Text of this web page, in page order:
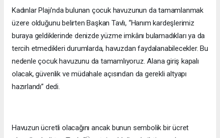
Kadınlar Plajı'nda bulunan çocuk havuzunun da tamamlanmak
üzere olduğunu belirten Başkan Tavlı, “Hanım kardeşlerimiz
buraya geldiklerinde denizde yüzme imkânı bulamadıkları ya da
tercih etmedikleri durumlarda, havuzdan faydalanabilecekler. Bu
nedenle çocuk havuzunu da tamamlıyoruz. Alana giriş kapalı
olacak, güvenlik ve müdahale açısından da gerekli altyapı
hazırlandı” dedi.
Havuzun ücretli olacağını ancak bunun sembolik bir ücret